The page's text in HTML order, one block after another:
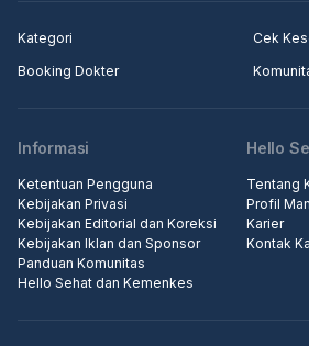
Kategori
Cek
Booking Dokter
Informasi
Ketentuan Pengguna
Kebijakan Privasi
Kebijakan Editorial dan Koreksi
Kebijakan Iklan dan Sponsor
Panduan Komunitas
Hello Sehat dan Kemenkes
Hello
Tentang
Profil
Karier
Kontak